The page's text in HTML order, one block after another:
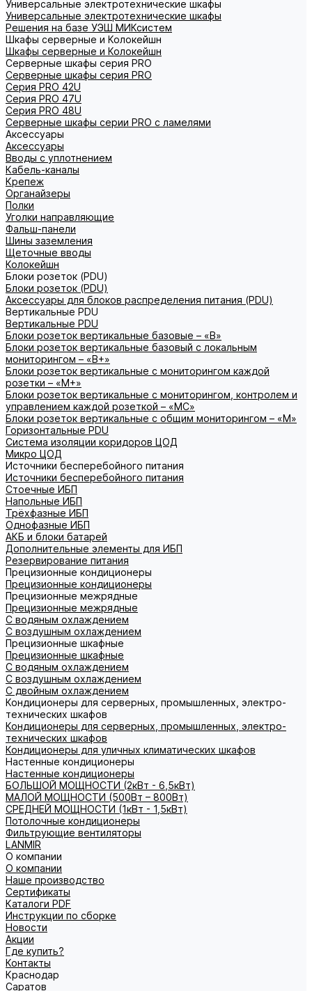
Универсальные электротехнические шкафы
Универсальные электротехнические шкафы
Решения на базе УЭШ МИКсистем
Шкафы серверные и Колокейшн
Шкафы серверные и Колокейшн
Серверные шкафы серия PRO
Серверные шкафы серия PRO
Серия PRO 42U
Серия PRO 47U
Серия PRO 48U
Серверные шкафы серии PRO с ламелями
Аксессуары
Аксессуары
Вводы с уплотнением
Кабель-каналы
Крепеж
Органайзеры
Полки
Уголки направляющие
Фальш-панели
Шины заземления
Щеточные вводы
Колокейшн
Блоки розеток (PDU)
Блоки розеток (PDU)
Аксессуары для блоков распределения питания (PDU)
Вертикальные PDU
Вертикальные PDU
Блоки розеток вертикальные базовые – «В»
Блоки розеток вертикальные базовый с локальным
мониторингом – «В+»
Блоки розеток вертикальные с мониторингом каждой
розетки – «М+»
Блоки розеток вертикальные с мониторингом, контролем и
управлением каждой розеткой – «МС»
Блоки розеток вертикальные с общим мониторингом – «М»
Горизонтальные PDU
Система изоляции коридоров ЦОД
Микро ЦОД
Источники бесперебойного питания
Источники бесперебойного питания
Стоечные ИБП
Напольные ИБП
Трёхфазные ИБП
Однофазные ИБП
АКБ и блоки батарей
Дополнительные элементы для ИБП
Резервирование питания
Прецизионные кондиционеры
Прецизионные кондиционеры
Прецизионные межрядные
Прецизионные межрядные
С водяным охлаждением
С воздушным охлаждением
Прецизионные шкафные
Прецизионные шкафные
С водяным охлаждением
С воздушным охлаждением
С двойным охлаждением
Кондиционеры для серверных, промышленных, электро-
технических шкафов
Кондиционеры для серверных, промышленных, электро-
технических шкафов
Кондиционеры для уличных климатических шкафов
Настенные кондиционеры
Настенные кондиционеры
БОЛЬШОЙ МОЩНОСТИ (2кВт - 6,5кВт)
МАЛОЙ МОЩНОСТИ (500Вт – 800Вт)
СРЕДНЕЙ МОЩНОСТИ (1кВт - 1,5кВт)
Потолочные кондиционеры
Фильтрующие вентиляторы
LANMIR
О компании
О компании
Наше производство
Сертификаты
Каталоги PDF
Инструкции по сборке
Новости
Акции
Где купить?
Контакты
Краснодар
Саратов